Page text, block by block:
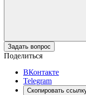
Задать вопрос
Поделиться
ВКонтакте
Telegram
Скопировать